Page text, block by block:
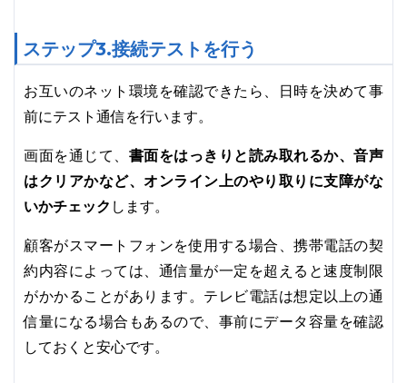
ステップ3.接続テストを行う
お互いのネット環境を確認できたら、日時を決めて事
前にテスト通信を行います。
画面を通じて、 書面をはっきりと読み取れるか、音声
はクリアかなど、オンライン上のやり取りに支障がな
いかチェック します。
顧客がスマートフォンを使用する場合、携帯電話の契
約内容によっては、通信量が一定を超えると速度制限
がかかることがあります。テレビ電話は想定以上の通
信量になる場合もあるので、事前にデータ容量を確認
しておくと安心です。